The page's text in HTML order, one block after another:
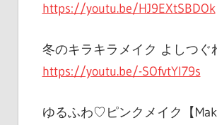
https://youtu.be/HJ9EXtSBDOk
冬のキラキラメイク よしつぐ
https://youtu.be/-SOfvtYl79s
ゆるふわ♡ピンクメイク【